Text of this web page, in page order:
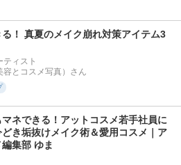
！ 真夏のメイク崩れ対策アイテム3
ティスト
容とコスメ写真）さん
ネできる！アットコスメ若手社員に
き垢抜けメイク術＆愛用コスメ｜ア
集部 ゆま